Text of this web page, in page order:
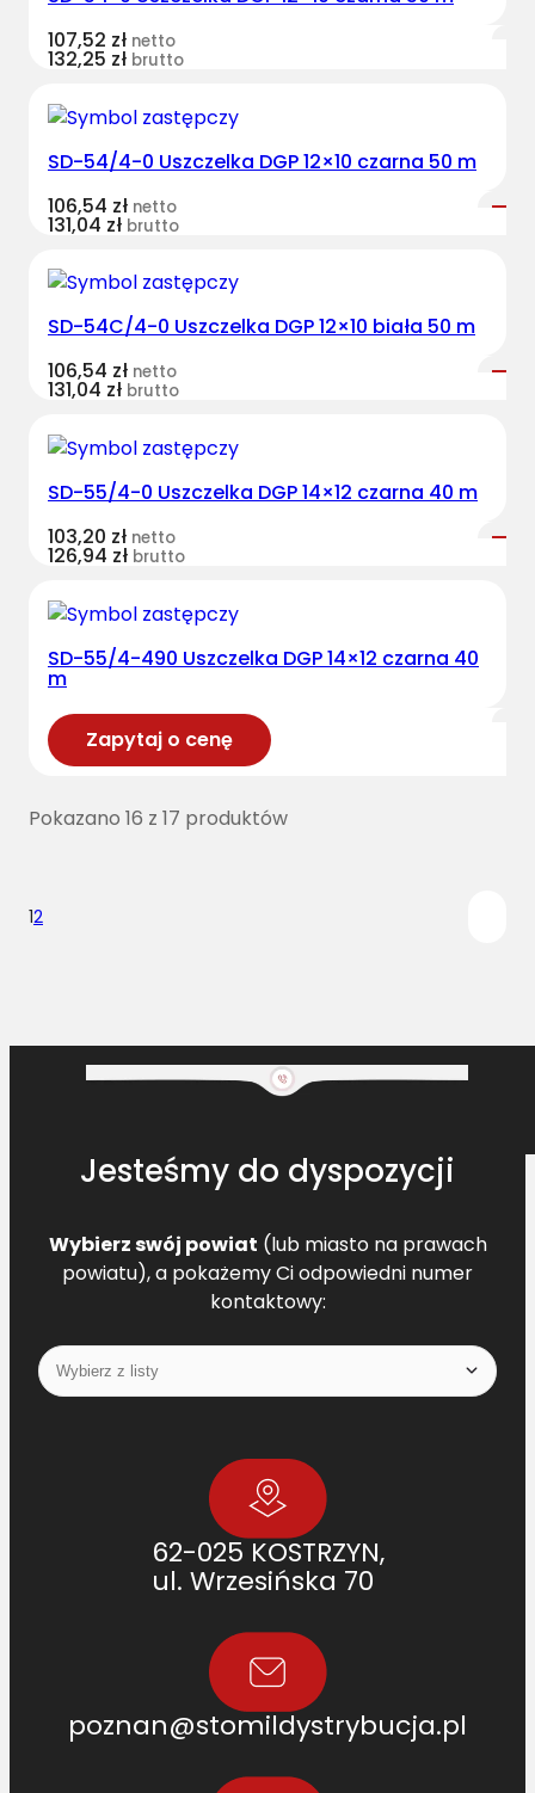
107,52 zł netto
132,25 zł brutto
SD-54/4-0 Uszczelka DGP 12×10 czarna 50 m
106,54 zł netto
131,04 zł brutto
SD-54C/4-0 Uszczelka DGP 12×10 biała 50 m
106,54 zł netto
131,04 zł brutto
SD-55/4-0 Uszczelka DGP 14×12 czarna 40 m
103,20 zł netto
126,94 zł brutto
SD-55/4-490 Uszczelka DGP 14×12 czarna 40
m
Zapytaj o cenę
Pokazano 16 z 17 produktów
12
Jesteśmy do dyspozycji
Wybierz swój powiat (lub miasto na prawach
powiatu), a pokażemy Ci odpowiedni numer
kontaktowy:
62-025 KOSTRZYN,
ul. Wrzesińska 70
poznan@stomildystrybucja.pl